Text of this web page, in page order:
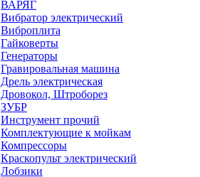
ВАРЯГ
Вибратор электрический
Виброплита
Гайковерты
Генераторы
Гравировальная машина
Дрель электрическая
Дровокол, Штроборез
ЗУБР
Инструмент прочий
Комплектующие к мойкам
Компрессоры
Краскопульт электрический
Лобзики